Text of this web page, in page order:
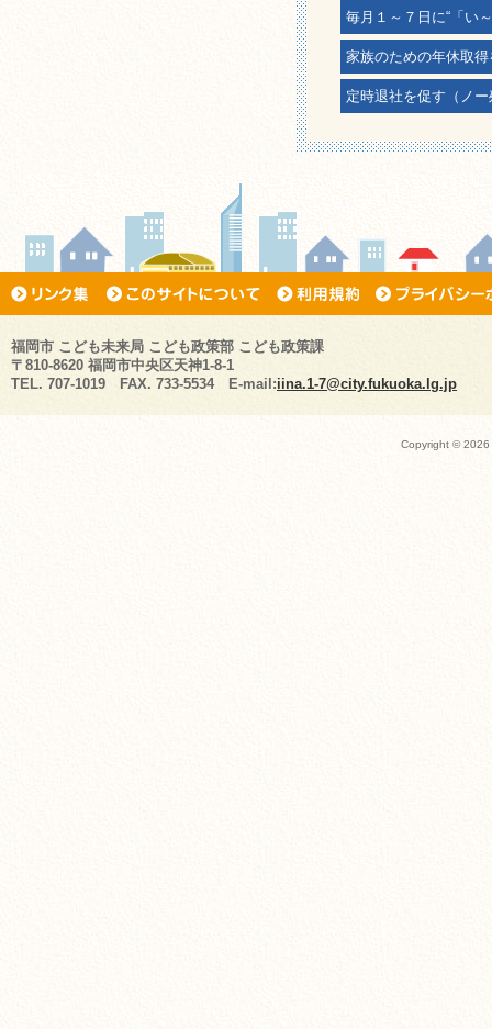
毎月１～７日に“「い
家族のための年休取得
定時退社を促す（ノ
福岡市 こども未来局 こども政策部 こども政策課
〒810-8620 福岡市中央区天神1-8-1
TEL. 707-1019 FAX. 733-5534 E-mail:iina.1-7@city.fukuoka.lg.jp
Copyright ©2026